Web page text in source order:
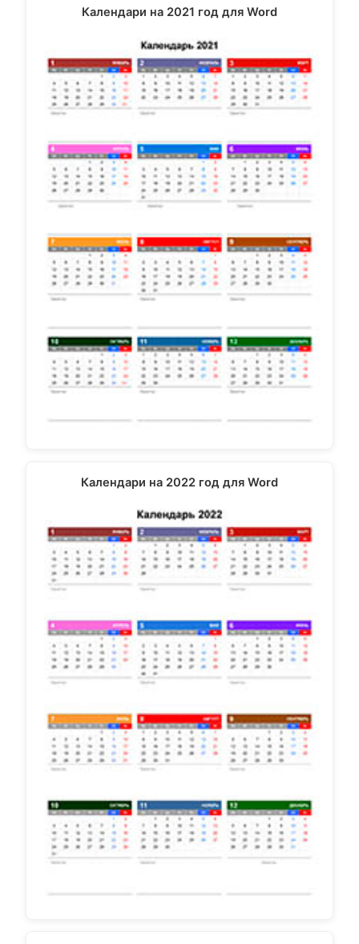
Календари на 2021 год для Word
Календари на 2022 год для Word